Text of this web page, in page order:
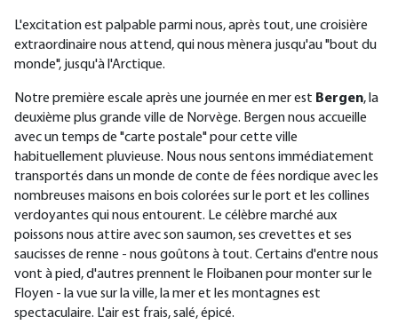
L'excitation est palpable parmi nous, après tout, une croisière
extraordinaire nous attend, qui nous mènera jusqu'au "bout du
monde", jusqu'à l'Arctique.
Notre première escale après une journée en mer est Bergen, la
deuxième plus grande ville de Norvège. Bergen nous accueille
avec un temps de "carte postale" pour cette ville
habituellement pluvieuse. Nous nous sentons immédiatement
transportés dans un monde de conte de fées nordique avec les
nombreuses maisons en bois colorées sur le port et les collines
verdoyantes qui nous entourent. Le célèbre marché aux
poissons nous attire avec son saumon, ses crevettes et ses
saucisses de renne - nous goûtons à tout. Certains d'entre nous
vont à pied, d'autres prennent le Floibanen pour monter sur le
Floyen - la vue sur la ville, la mer et les montagnes est
spectaculaire. L'air est frais, salé, épicé.